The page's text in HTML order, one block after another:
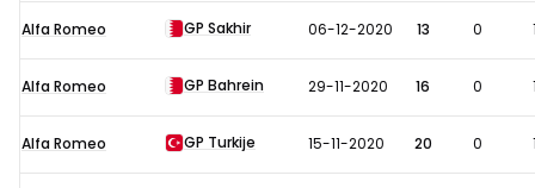
uitslagen
2020
Alfa Romeo GP Sakhir 06-12-2020 13 0
Alfa Romeo GP Bahrein 29-11-2020 16 0
Alfa Romeo GP Turkije 15-11-2020 20 0